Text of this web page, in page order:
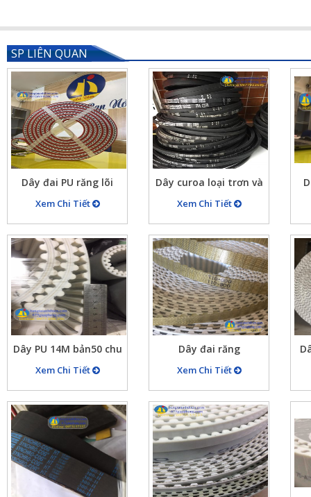
SP LIÊN QUAN
Dây đai PU răng lõi
thép mã H bản rộng
26mm, chu vi
10426.7mm (821 răng)
đắp cao su đỏ dày
4mm
Xem Chi Tiết
Dây curoa loại trơn và
loại có răng cưa đủ mã
giá rẻ
Xem Chi Tiết
Dây PU 14M bản50 chu
vi 3500mm màu trắng
lõi thép, bước răng
tròn cách nhau 14mm
Xem Chi Tiết
Dây đai răng
T10(10mm) màu vàng
nhạt chất liệu Pu lõi
thép, dây curoa răng
hàng đúc liền
Xem Chi Tiết